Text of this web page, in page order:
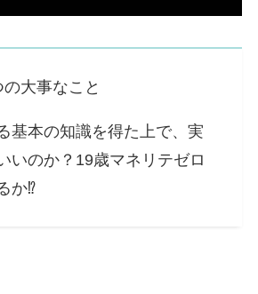
大事なこと
基本の知識を得た上で、実
いのか？19歳マネリテゼロ
か⁉︎